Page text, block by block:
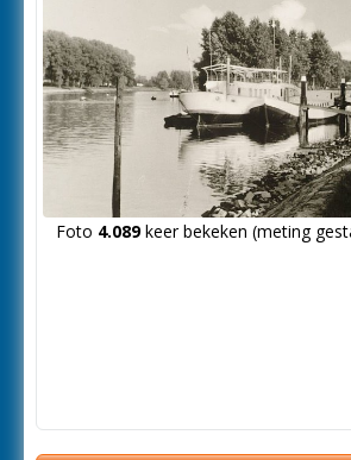
Foto 4.089keer bekeken (meting